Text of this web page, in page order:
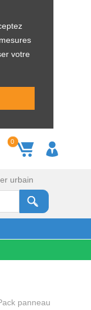
votre
0
urbain
panneau